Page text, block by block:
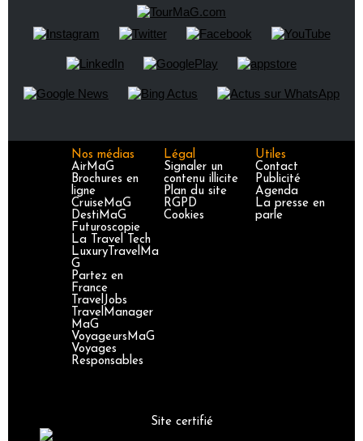
Nos médias
AirMaG
Brochures en
ligne
CruiseMaG
DestiMaG
Futuroscopie
La Travel Tech
LuxuryTravelMa
G
Partez en
France
TravelJobs
TravelManager
MaG
VoyageursMaG
Voyages
Responsables
Légal
Signaler un
contenu illicite
Plan du site
RGPD
Cookies
Utiles
Contact
Publicité
Agenda
La presse en
parle
Site certifié